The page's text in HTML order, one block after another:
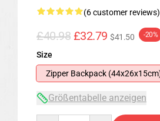
(6 customer reviews)
£40.98 £32.79 $41.50 -20%
Size
Zipper Backpack
Größentabelle anzeigen